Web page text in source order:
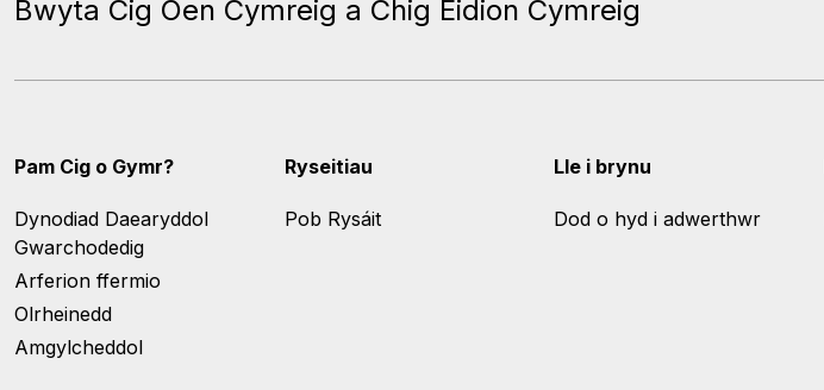
Bwyta Cig Oen Cymreig a Chig Eidion Cymreig
Pam Cig o Gymr?
Dynodiad Daearyddol
Gwarchodedig
Arferion ffermio
Olrheinedd
Amgylcheddol
Ryseitiau
Pob Rysáit
Lle i brynu
Dod o hyd i adwerthwr